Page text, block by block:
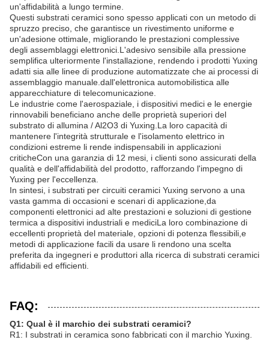
un'affidabilità a lungo termine.
Questi substrati ceramici sono spesso applicati con un metodo di
spruzzo preciso, che garantisce un rivestimento uniforme e
un'adesione ottimale, migliorando le prestazioni complessive
degli assemblaggi elettronici.L'adesivo sensibile alla pressione
semplifica ulteriormente l'installazione, rendendo i prodotti Yuxing
adatti sia alle linee di produzione automatizzate che ai processi di
assemblaggio manuale.dall'elettronica automobilistica alle
apparecchiature di telecomunicazione.
Le industrie come l'aerospaziale, i dispositivi medici e le energie
rinnovabili beneficiano anche delle proprietà superiori del
substrato di allumina / Al2O3 di Yuxing.La loro capacità di
mantenere l'integrità strutturale e l'isolamento elettrico in
condizioni estreme li rende indispensabili in applicazioni
criticheCon una garanzia di 12 mesi, i clienti sono assicurati della
qualità e dell'affidabilità del prodotto, rafforzando l'impegno di
Yuxing per l'eccellenza.
In sintesi, i substrati per circuiti ceramici Yuxing servono a una
vasta gamma di occasioni e scenari di applicazione,da
componenti elettronici ad alte prestazioni e soluzioni di gestione
termica a dispositivi industriali e mediciLa loro combinazione di
eccellenti proprietà del materiale, opzioni di potenza flessibili,e
metodi di applicazione facili da usare li rendono una scelta
preferita da ingegneri e produttori alla ricerca di substrati ceramici
affidabili ed efficienti.
FAQ:
Q1: Qual è il marchio dei substrati ceramici?
R1: I substrati in ceramica sono fabbricati con il marchio Yuxing.